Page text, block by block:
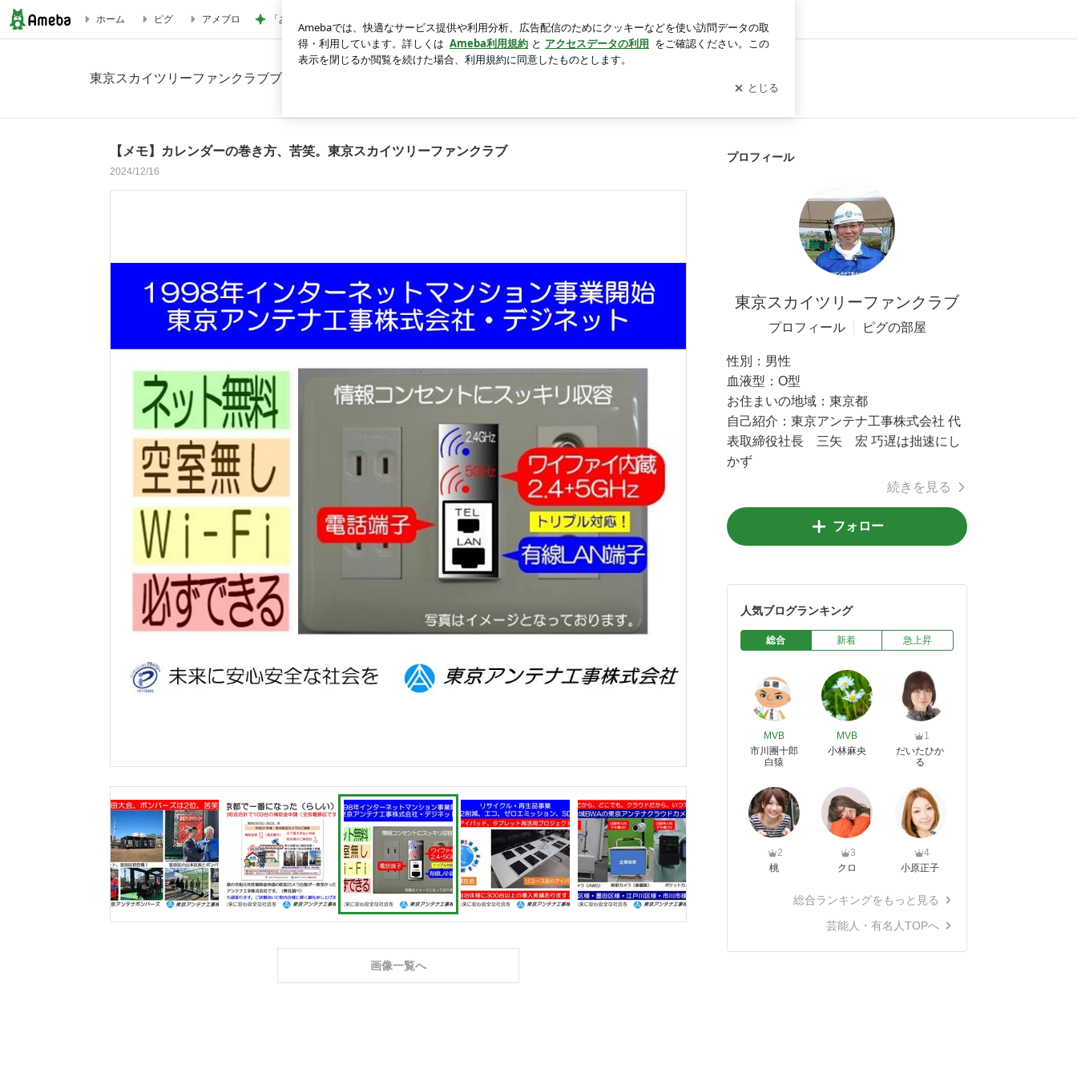
【メモ】カレンダーの巻き方、苦笑。東京スカイツリーファンクラブの画像 20枚中7枚目
ホーム ピグ アメブロ 「あつかましい」と指摘されたその心根
東京スカイツリーファンクラブブログ
【メモ】カレンダーの巻き方、苦笑。東京スカイツリーファンクラブ
2024/12/16
画像一覧へ
プロフィール
東京スカイツリーファンクラブ
プロフィール ピグの部屋
性別： 男性
血液型： O型
お住まいの地域： 東京都
自己紹介： 東京アンテナ工事株式会社 代
表取締役社長 三矢 宏 巧遅は拙速にし
かず
続きを見る
フォロー
人気ブログランキング
総合 新着 急上昇
MVB
市川團十郎
白猿
MVB
小林麻央
1
だいたひか
る
2
桃
3
クロ
4
小原正子
総合ランキングをもっと見る
芸能人・有名人TOPへ